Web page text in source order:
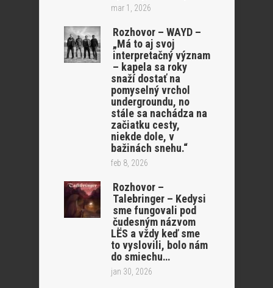
mar 1, 2026
Rozhovor – WAYD –
„Má to aj svoj
interpretačný význam
– kapela sa roky
snaží dostať na
pomyselný vrchol
undergroundu, no
stále sa nachádza na
začiatku cesty,
niekde dole, v
bažinách snehu.“
feb 8, 2026
Rozhovor –
Talebringer – Kedysi
sme fungovali pod
čudesným názvom
LËS a vždy keď sme
to vyslovili, bolo nám
do smiechu…
jan 30, 2026